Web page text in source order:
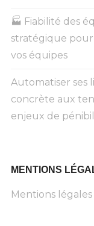
🏭 Fiabilité des
stratégique
vos équipes
Automatiser ses
concrète aux
enjeux de
MENTIONS
Mentions légales